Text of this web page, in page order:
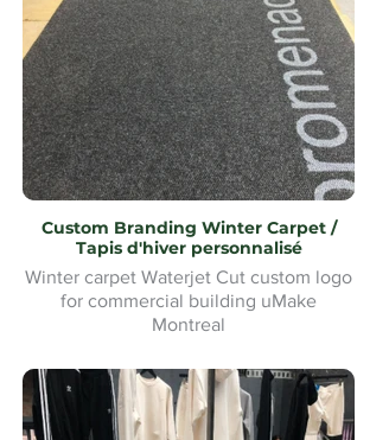
Custom Branding Winter Carpet /
Tapis d'hiver personnalisé
Winter carpet Waterjet Cut custom logo
for commercial building uMake
Montreal
Tapis d'hiver Waterjet Cut logo
personnalisé pour bâtiment commercial
uMake Montréal